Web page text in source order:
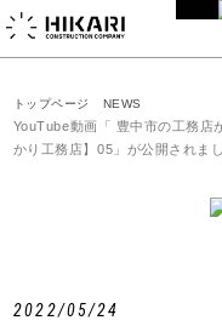
トップページ NEWS
YouTube動画「 豊中市の工務店
かり工務店】05」が公開されまし
2022/05/24